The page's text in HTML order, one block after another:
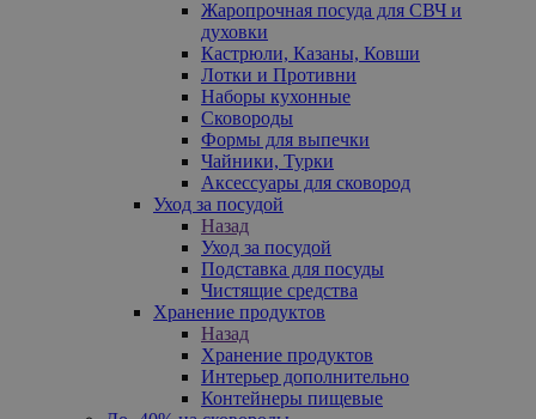
Жаропрочная посуда для СВЧ и
духовки
Кастрюли, Казаны, Ковши
Лотки и Противни
Наборы кухонные
Сковороды
Формы для выпечки
Чайники, Турки
Аксессуары для сковород
Уход за посудой
Назад
Уход за посудой
Подставка для посуды
Чистящие средства
Хранение продуктов
Назад
Хранение продуктов
Интерьер дополнительно
Контейнеры пищевые